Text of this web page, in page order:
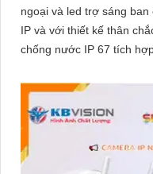
ngoại và led trợ sáng ban đêm. Camera sử dụng
IP và với thiết kế thân
chống nước IP 67 tích